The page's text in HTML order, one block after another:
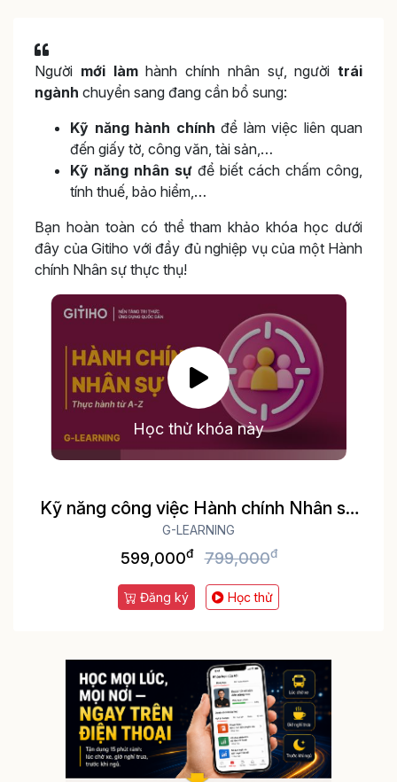
Người mới làmhành chính nhân sự, người trái
ngành chuyển sang đang cần bổ sung:
Kỹ năng hành chính để làm việc liên quan
đến giấy tờ, công văn, tài sản,…
Kỹ năng nhân sự để biết cách chấm công,
tính thuế, bảo hiểm,…
Bạn hoàn toàn có thể tham khảo khóa học dưới
đây của Gitiho với đầy đủ nghiệp vụ của một Hành
chính Nhân sự thực thụ!
Học thử khóa này
Kỹ năng công việc Hành chính Nhân sự
tổng hợp A-Z
G-LEARNING
599,000đ 799,000đ
Đăng ký Học thử